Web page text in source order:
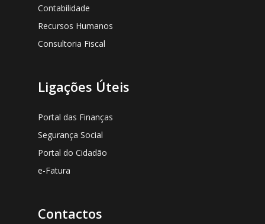
Contabilidade
Recursos Humanos
Consultoria Fiscal
Ligações Úteis
Portal das Finanças
Segurança Social
Portal do Cidadão
e-Fatura
Contactos